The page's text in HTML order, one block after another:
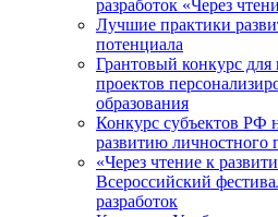
разработок «Через
Лучшие практики
потенциала
Грантовый конкурс
проектов
образования
Конкурс субъектов РФ
развитию личностного
«Через чтение к
Всероссийский
разработок